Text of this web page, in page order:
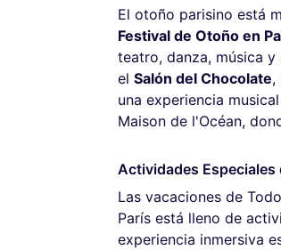
El otoño parisino está
Festival de Otoño en
teatro, danza, música
el Salón del Chocolate,
una experiencia
Maison de l'Océan,
Actividades Especiales
Las vacaciones de
París está lleno de
experiencia inmersiva